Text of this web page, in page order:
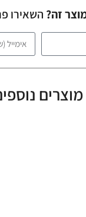
זה? השאירו
מוצרים